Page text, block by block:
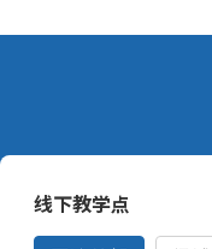
2.进入
复试，